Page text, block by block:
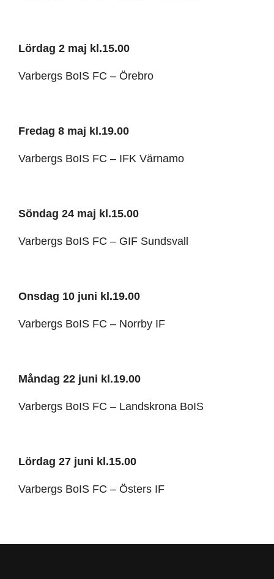
Lördag 2 maj kl.15.00
Varbergs BoIS FC – Örebro
Fredag 8 maj kl.19.00
Varbergs BoIS FC – IFK Värnamo
Söndag 24 maj kl.15.00
Varbergs BoIS FC – GIF Sundsvall
Onsdag 10 juni kl.19.00
Varbergs BoIS FC – Norrby IF
Måndag 22 juni kl.19.00
Varbergs BoIS FC – Landskrona BoIS
Lördag 27 juni kl.15.00
Varbergs BoIS FC – Östers IF